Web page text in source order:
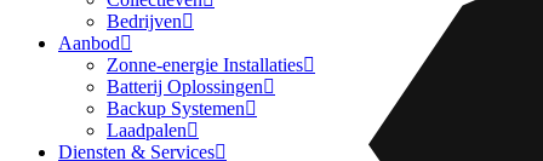
Bedrijven
Aanbod
Zonne-energie Installaties
Batterij Oplossingen
Backup Systemen
Laadpalen
Diensten & Services